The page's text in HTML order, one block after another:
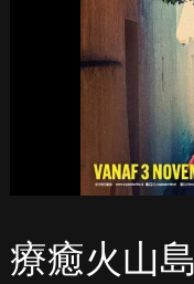
療癒火山島